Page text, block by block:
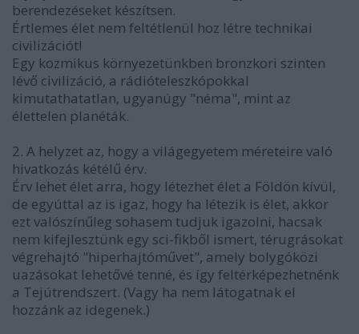
berendezéseket készítsen.
Értlemes élet nem feltétlenül hoz létre technikai
civilizációt!
Egy kozmikus környezetünkben bronzkori szinten
lévő civilizáció, a rádióteleszkópokkal
kimutathatatlan, ugyanúgy "néma", mint az
élettelen planéták.
2. A helyzet az, hogy a világegyetem méreteire való
hivatkozás kétélű érv.
Érv lehet élet arra, hogy létezhet élet a Földön kívül,
de egyúttal az is igaz, hogy ha létezik is élet, akkor
ezt valószínűleg sohasem tudjuk igazolni, hacsak
nem kifejlesztünk egy sci-fikből ismert, térugrásokat
végrehajtó "hiperhajtóművet", amely bolygóközi
uazásokat lehetővé tenné, és így feltérképezhetnénk
a Tejútrendszert. (Vagy ha nem látogatnak el
hozzánk az idegenek.)